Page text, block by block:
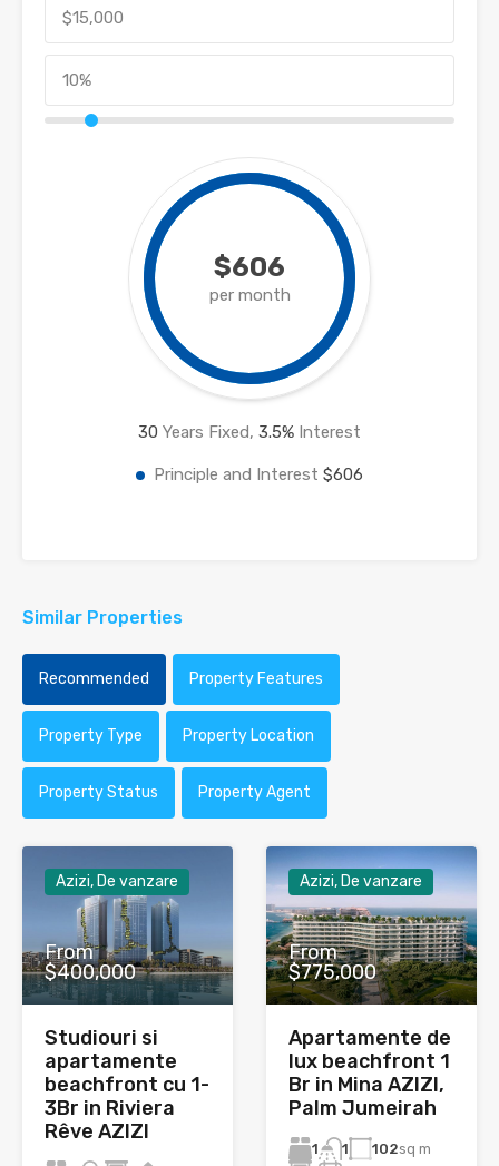
$606
per month
30 Years Fixed, 3.5% Interest
Principle and Interest $606
Similar Properties
Recommended Property Features
Property Type Property Location
Property Status Property Agent
Azizi, De vanzare
From
$400,000
Studiouri si
apartamente
beachfront cu 1-
3Br in Riviera
Rêve AZIZI
Azizi, De vanzare
From
$775,000
Apartamente de
lux beachfront 1
Br in Mina AZIZI,
Palm Jumeirah
1 1 102sq m